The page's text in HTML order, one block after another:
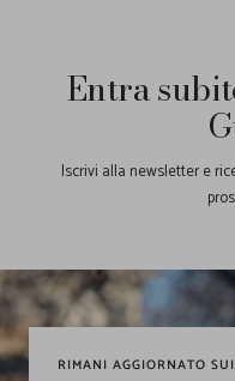
Entra
Iscrivi alla newsletter e
RIMANI AGGIORNATO